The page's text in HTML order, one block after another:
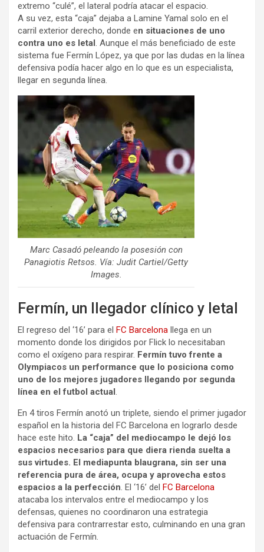
extremo “culé”, el lateral podría atacar el espacio.
A su vez, esta “caja” dejaba a Lamine Yamal solo en el
carril exterior derecho, donde en situaciones de uno
contra uno es letal . Aunque el más beneficiado de este
sistema fue Fermín López, ya que por las dudas en la línea
defensiva podía hacer algo en lo que es un especialista,
llegar en segunda línea.
Marc Casadó peleando la posesión con
Panagiotis Retsos. Vía: Judit Cartiel/Getty
Images.
Fermín, un llegador clínico y letal
El regreso del ‘16’ para el FC Barcelona llega en un
momento donde los dirigidos por Flick lo necesitaban
como el oxígeno para respirar. Fermín tuvo frente a
Olympiacos un performance que lo posiciona como
uno de los mejores jugadores llegando por segunda
línea en el futbol actual .
En 4 tiros Fermín anotó un triplete, siendo el primer jugador
español en la historia del FC Barcelona en lograrlo desde
hace este hito. La “caja” del mediocampo le dejó los
espacios necesarios para que diera rienda suelta a
sus virtudes. El mediapunta blaugrana, sin ser una
referencia pura de área, ocupa y aprovecha estos
espacios a la perfección. El ‘16’ del FC Barcelona
atacaba los intervalos entre el mediocampo y los
defensas, quienes no coordinaron una estrategia
defensiva para contrarrestar esto, culminando en una gran
actuación de Fermín.